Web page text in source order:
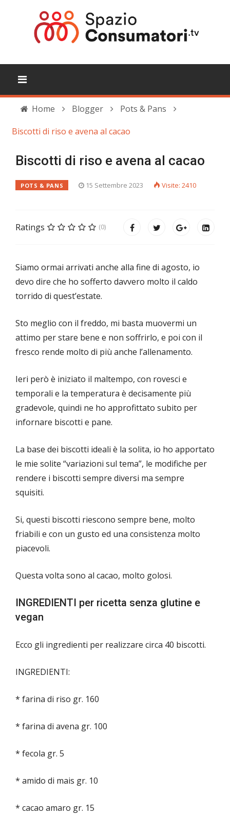
Home Blogger
Pots & Pans
Biscotti di riso e avena al cacao
Biscotti di riso e avena al cacao
POTS & PANS 15 Settembre 2023 Visite: 2410
Ratings (0)
Siamo ormai arrivati anche alla fine di agosto, io
devo dire che ho sofferto davvero molto il caldo
torrido di quest’estate.
Sto meglio con il freddo, mi basta muovermi un
attimo per stare bene e non soffrirlo, e poi con il
fresco rende molto di più anche l’allenamento.
Ieri però è iniziato il maltempo, con rovesci e
temporali e la temperatura è decisamente più
gradevole, quindi ne ho approfittato subito per
infornare biscotti e pane.
La base dei biscotti ideali è la solita, io ho apportato
le mie solite “variazioni sul tema”, le modifiche per
rendere i biscotti sempre diversi ma sempre
squisiti.
Si, questi biscotti riescono sempre bene, molto
friabili e con un gusto ed una consistenza molto
piacevoli.
Questa volta sono al cacao, molto golosi.
INGREDIENTI per ricetta senza glutine e
vegan
Ecco gli ingredienti per realizzare circa 40 biscotti.
INGREDIENTI:
* farina di riso gr. 160
* farina di avena gr. 100
* fecola gr. 5
* amido di mais gr. 10
* cacao amaro gr. 15